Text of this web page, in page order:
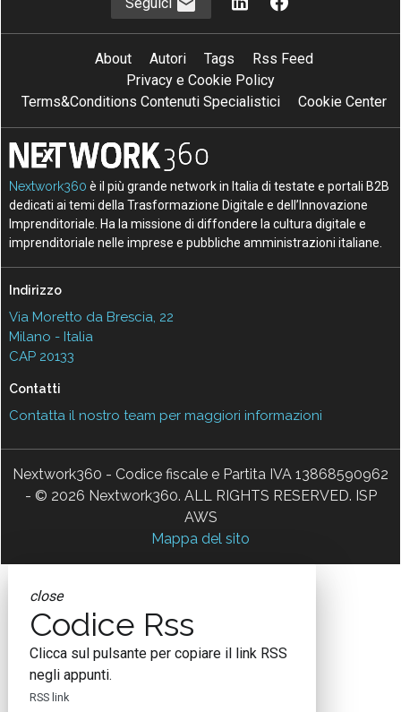
About Autori Tags
Rss Feed
Privacy e Cookie Policy
Terms&Conditions Contenuti Specialistici
Cookie Center
Nextwork360 è il più grande network in Italia di testate e portali B2B
dedicati ai temi della Trasformazione Digitale e dell’Innovazione
Imprenditoriale. Ha la missione di diffondere la cultura digitale e
imprenditoriale nelle imprese e pubbliche amministrazioni italiane.
Indirizzo
Via Moretto da Brescia, 22
Milano - Italia
CAP 20133
Contatti
Contatta il nostro team per maggiori informazioni
Nextwork360 - Codice fiscale e Partita IVA 13868590962
- © 2026 Nextwork360. ALL RIGHTS RESERVED. ISP
AWS
Mappa del sito
close
Codice Rss
Clicca sul pulsante per copiare il link RSS
negli appunti.
RSS link